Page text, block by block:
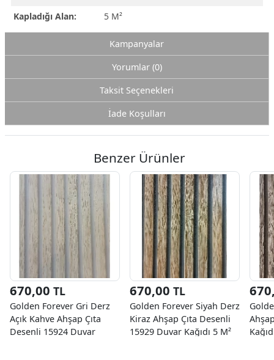
Kapladığı Alan:
5 M²
Kampanyalar
Yorumlar (0)
Taksit Seçenekleri
İade Koşulları
Benzer Ürünler
670,00 TL
Golden Forever Gri Derz
Açık Kahve Ahşap Çıta
Desenli 15924 Duvar
670,00 TL
Golden Forever Siyah Derz
Kiraz Ahşap Çıta Desenli
15929 Duvar Kağıdı 5 M²